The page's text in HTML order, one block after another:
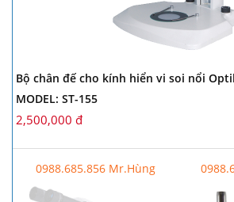
Bộ chân đế cho kính hiển vi soi nổi
MODEL: ST-155
2,500,000 đ
0988.685.856 Mr.Hùng